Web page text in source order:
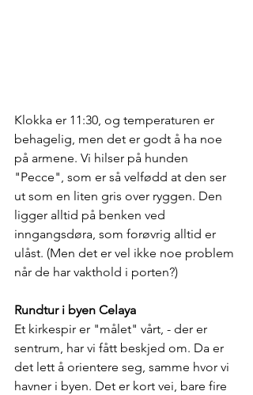
Klokka er 11:30, og temperaturen er
behagelig, men det er godt å ha noe
på armene. Vi hilser på hunden
"Pecce", som er så velfødd at den ser
ut som en liten gris over ryggen. Den
ligger alltid på benken ved
inngangsdøra, som forøvrig alltid er
ulåst. (Men det er vel ikke noe problem
når de har vakthold i porten?)
Rundtur i byen Celaya
Et kirkespir er "målet" vårt, - der er
sentrum, har vi fått beskjed om. Da er
det lett å orientere seg, samme hvor vi
havner i byen. Det er kort vei, bare fire